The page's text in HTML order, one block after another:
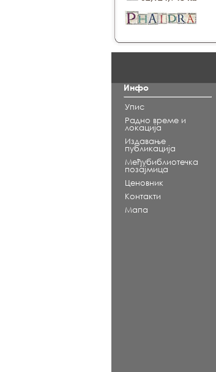
Инфо
Упис
Радно време и
локација
Издавање
публикација
Међубиблиотечка
позајмица
Ценовник
Контакти
Мапа